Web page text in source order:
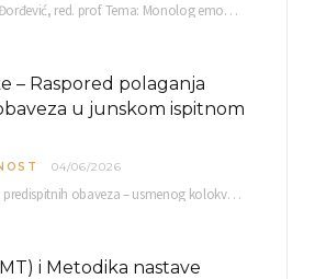
Mentor: Mr Katarina Đorđević, red. prof. Tema: Monolog emocija Sreda, 17. 06. 2026. u 15:30 sati Sala br. 12 Fakulteta umetnosti u Nišu, Kneginje…
– Raspored polaganja
u junskom ispitnom
04/06/2026
Raspored polaganja predispitnih obaveza – usmenog kolokvijuma i testa iz slušanja muzike – objavljen je…
i Metodika nastave